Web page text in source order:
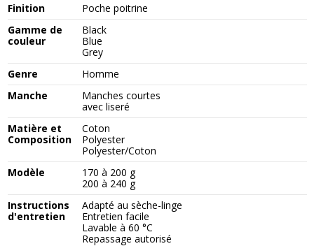
Finition
Poche poitrine
Gamme de
couleur
Black
Blue
Grey
Genre
Homme
Manche
Manches courtes
avec liseré
Matière et
Composition
Coton
Polyester
Polyester/Coton
Modèle
170 à 200 g
200 à 240 g
Instructions
d'entretien
Adapté au sèche-linge
Entretien facile
Lavable à 60 °C
Repassage autorisé